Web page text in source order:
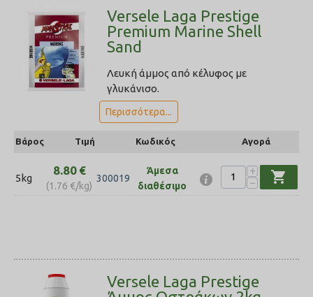
Versele Laga Prestige
Premium Marine Shell
Sand
Λευκή άμμος από κέλυφος με
γλυκάνισο.
Περισσότερα...
Βάρος Τιμή Κωδικός Αγορά
5kg
8.80 €
(1.76 €/kg)
300019
Άμεσα
διαθέσιμο
+
−
shopping_cart
Versele Laga Prestige